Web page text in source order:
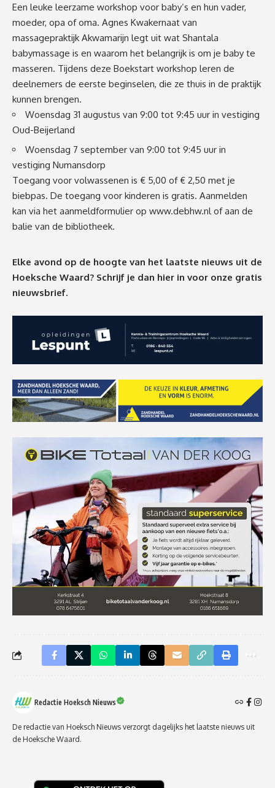
Een leuke leerzame workshop voor baby’s en hun vader,
moeder, opa of oma. Agnes Kwakernaat van
massagepraktijk Akwamarijn legt uit wat Shantala
babymassage is en waarom het belangrijk is om je baby te
masseren. Tijdens deze Boekstart workshop leren de
deelnemers de eerste beginselen, die ze thuis in de praktijk
kunnen brengen.
Woensdag 31 augustus van 9:00 tot 9:45 uur in vestiging
Oud-Beijerland
Woensdag 7 september van 9:00 tot 9:45 uur in
vestiging Numansdorp
Toegang voor volwassenen is € 5,00 of € 2,50 met je
biebpas. De toegang voor kinderen is gratis. Aanmelden
kan via het aanmeldformulier op www.debhw.nlof aan de
balie van de bibliotheek.
Elke avond op de hoogte van het laatste nieuws uit de
Hoeksche Waard? Schrijf je dan hier in voor onze gratis
nieuwsbrief.
Redactie Hoeksch Nieuws
De redactie van Hoeksch Nieuws verzorgt dagelijks het laatste nieuws uit
de Hoeksche Waard.